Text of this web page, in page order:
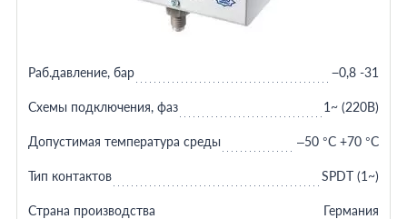
Раб.давление, бар −0,8 -31
Схемы подключения, фаз 1~ (220В)
Допустимая температура среды –50 °С +70 °С
Тип контактов SPDT (1~)
Страна производства Германия